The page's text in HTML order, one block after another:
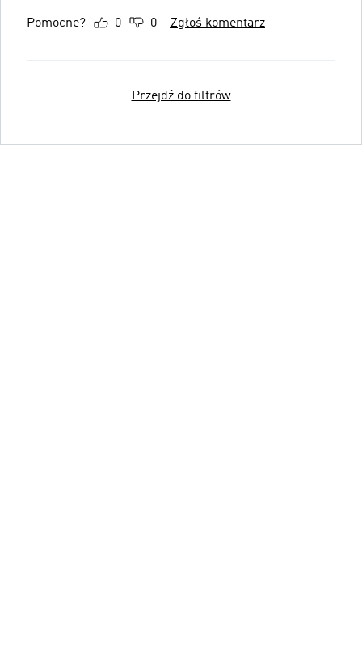
Pomocne? 0 0 Zgłoś komentarz
Przejdź do filtrów